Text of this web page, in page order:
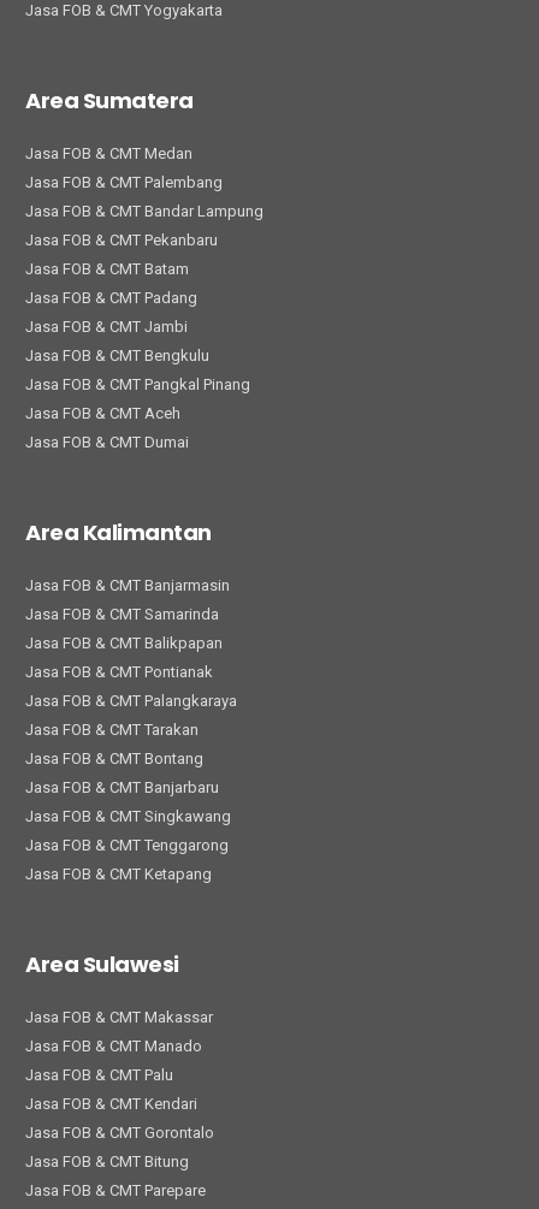
Jasa FOB & CMT Yogyakarta
Area Sumatera
Jasa FOB & CMT Medan
Jasa FOB & CMT Palembang
Jasa FOB & CMT Bandar Lampung
Jasa FOB & CMT Pekanbaru
Jasa FOB & CMT Batam
Jasa FOB & CMT Padang
Jasa FOB & CMT Jambi
Jasa FOB & CMT Bengkulu
Jasa FOB & CMT Pangkal Pinang
Jasa FOB & CMT Aceh
Jasa FOB & CMT Dumai
Area Kalimantan
Jasa FOB & CMT Banjarmasin
Jasa FOB & CMT Samarinda
Jasa FOB & CMT Balikpapan
Jasa FOB & CMT Pontianak
Jasa FOB & CMT Palangkaraya
Jasa FOB & CMT Tarakan
Jasa FOB & CMT Bontang
Jasa FOB & CMT Banjarbaru
Jasa FOB & CMT Singkawang
Jasa FOB & CMT Tenggarong
Jasa FOB & CMT Ketapang
Area Sulawesi
Jasa FOB & CMT Makassar
Jasa FOB & CMT Manado
Jasa FOB & CMT Palu
Jasa FOB & CMT Kendari
Jasa FOB & CMT Gorontalo
Jasa FOB & CMT Bitung
Jasa FOB & CMT Parepare